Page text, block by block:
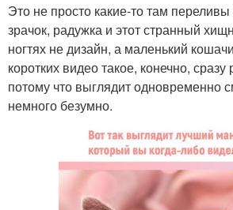
Это не просто какие-то там
зрачок, радужка и этот странный
ногтях не дизайн, а маленький
коротких видео такое, конечно, сразу
потому что выглядит одновременно
немного безумно.